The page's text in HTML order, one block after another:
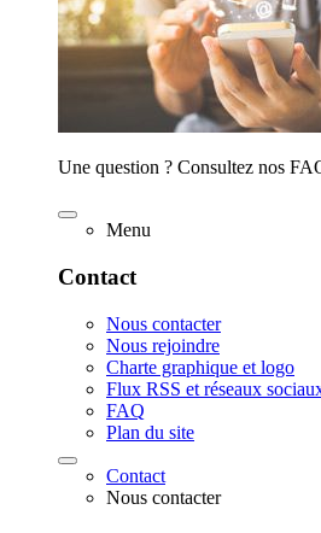
Une question ? Consultez nos
Menu
Contact
Nous contacter
Nous rejoindre
Charte graphique et logo
Flux RSS et réseaux
FAQ
Plan du site
Contact
Nous contacter